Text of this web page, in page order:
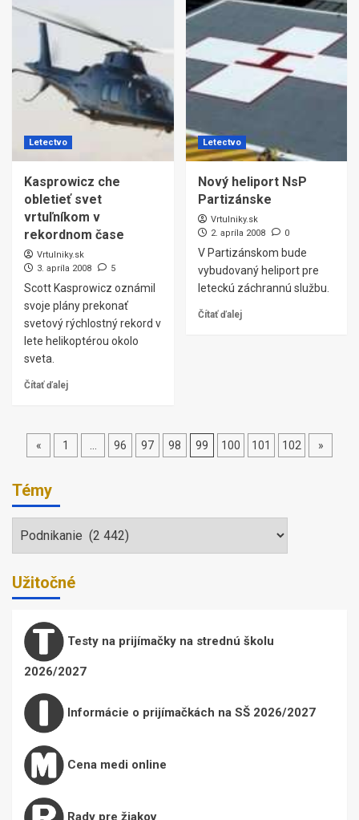
Letectvo
Kasprowicz che
obletieť svet
vrtuľníkom v
rekordnom čase
Vrtulniky.sk
3. apríla 2008
5
Scott Kasprowicz oznámil
svoje plány prekonať
svetový rýchlostný rekord v
lete helikoptérou okolo
sveta.
Čítať ďalej
Letectvo
Nový heliport NsP
Partizánske
Vrtulniky.sk
2. apríla 2008
0
V Partizánskom bude
vybudovaný heliport pre
leteckú záchrannú službu.
Čítať ďalej
Stránkovanie
« 1 96 97 98 99 100 101 102 »
Témy
Témy
Užitočné
Testy na prijímačky na strednú školu
2026/2027
Informácie o prijímačkách na SŠ 2026/2027
Cena medi online
Rady pre žiakov